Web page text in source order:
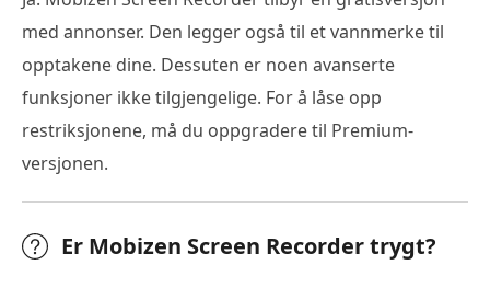
med annonser. Den legger også til et vannmerke til
opptakene dine. Dessuten er noen avanserte
funksjoner ikke tilgjengelige. For å låse opp
restriksjonene, må du oppgradere til Premium-
versjonen.
Er Mobizen Screen Recorder trygt?